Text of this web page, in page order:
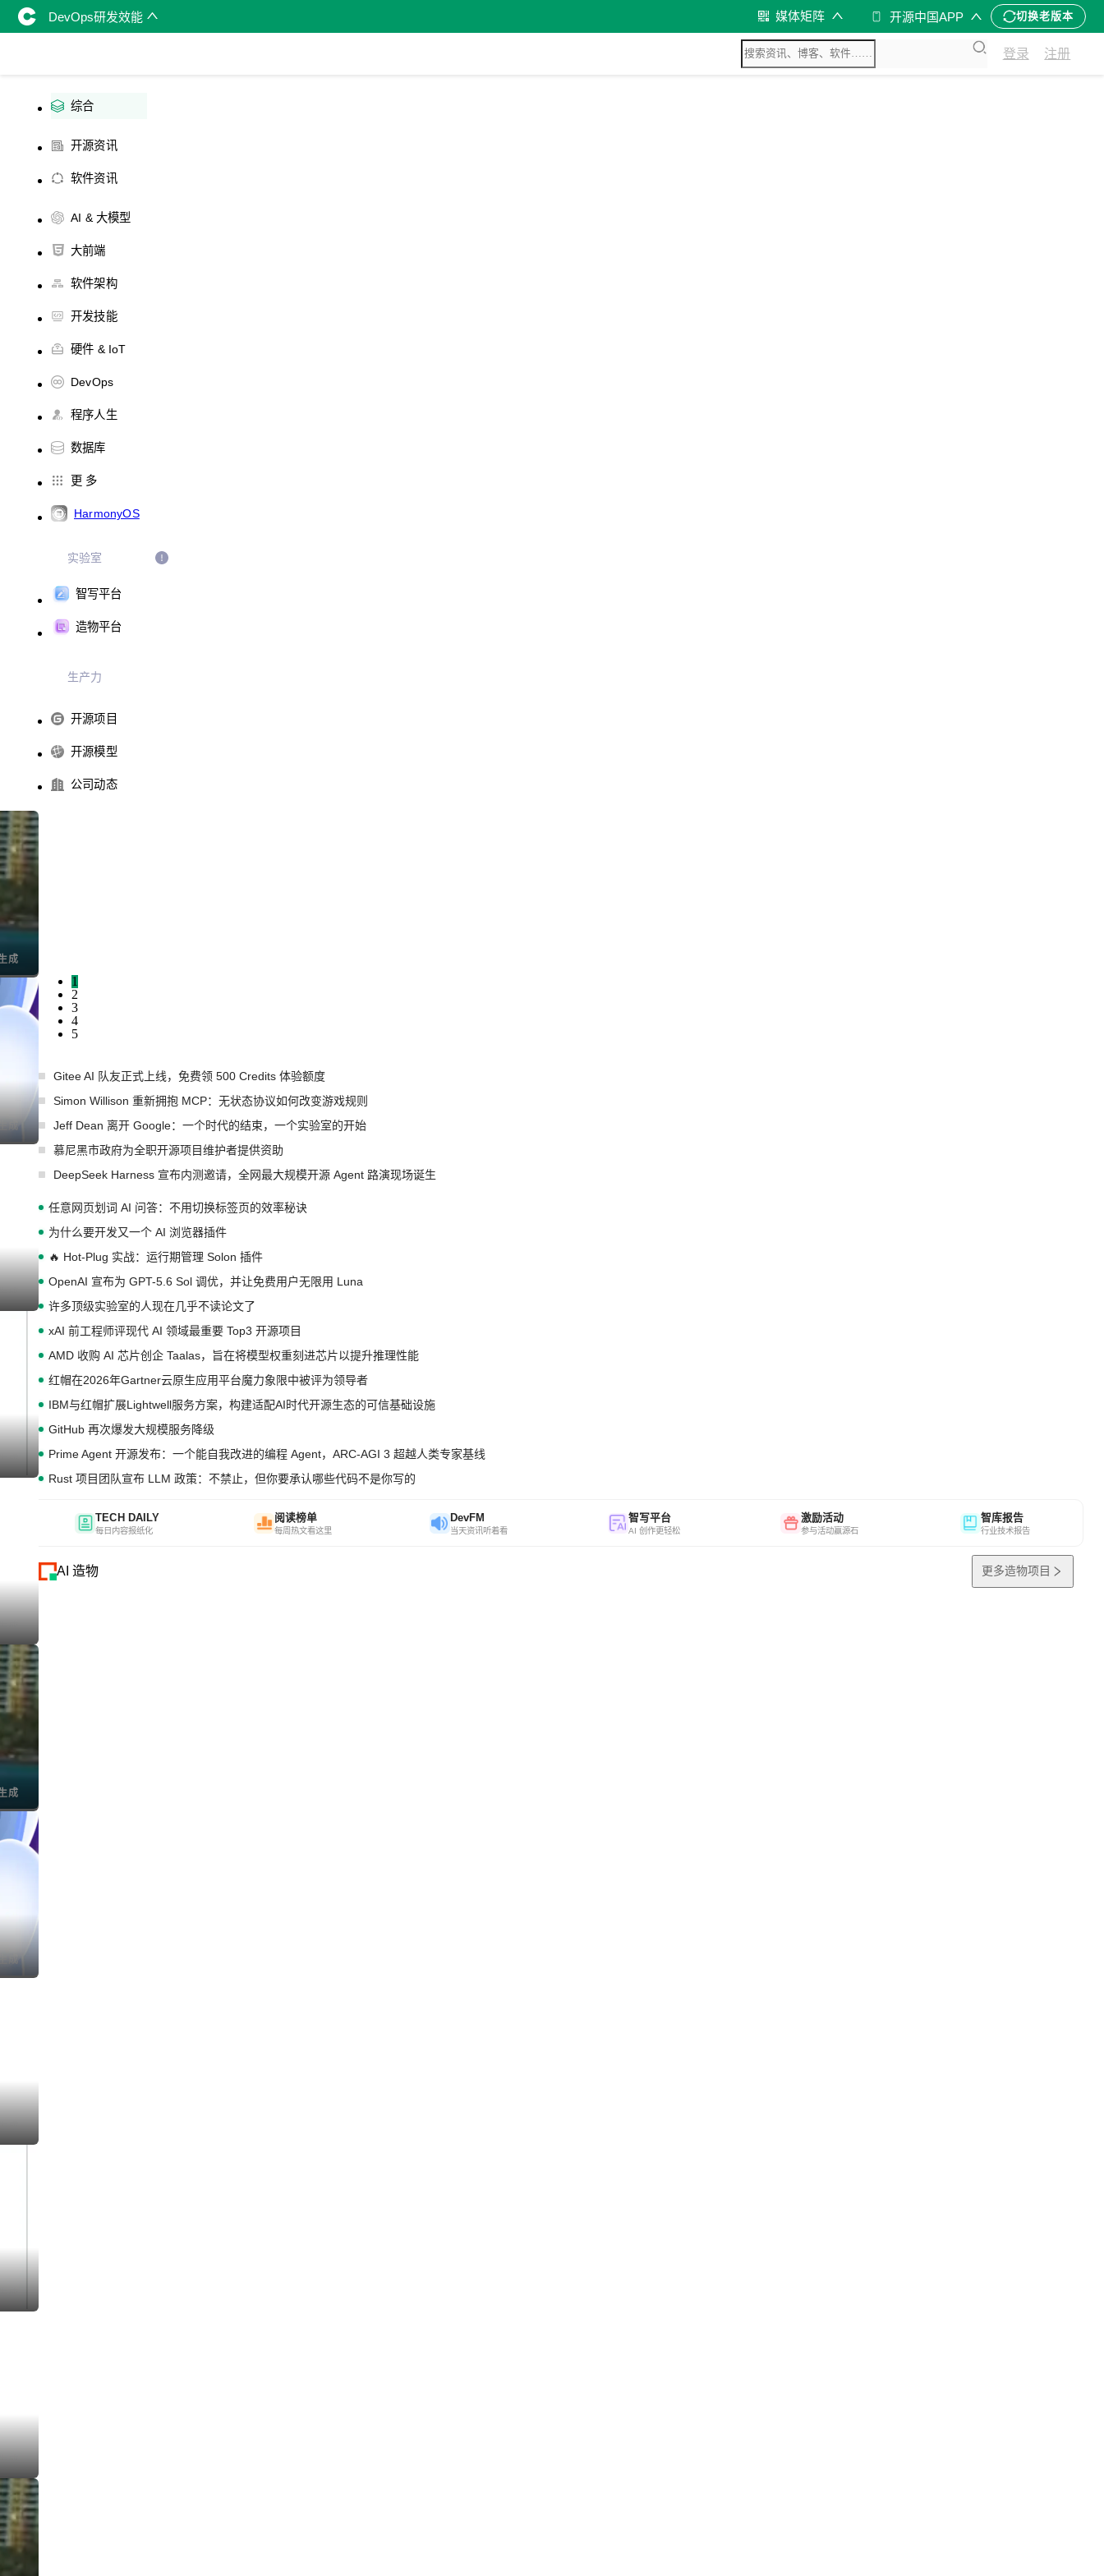
DevOps研发效能 媒体矩阵 开源中国APP 切换老版本
登录 注册
综合
开源资讯
软件资讯
AI & 大模型
大前端
软件架构
开发技能
硬件 & IoT
DevOps
程序人生
数据库
更 多
HarmonyOS
实验室
智写平台
造物平台
生产力
开源项目
开源模型
公司动态
成
成
成
成
1
2
3
4
5
Gitee AI 队友正式上线，免费领 500 Credits 体验额度
Simon Willison 重新拥抱 MCP：无状态协议如何改变游戏规则
Jeff Dean 离开 Google：一个时代的结束，一个实验室的开始
慕尼黑市政府为全职开源项目维护者提供资助
DeepSeek Harness 宣布内测邀请，全网最大规模开源 Agent 路演现场诞生
任意网页划词 AI 问答：不用切换标签页的效率秘诀
为什么要开发又一个 AI 浏览器插件
🔥 Hot-Plug 实战：运行期管理 Solon 插件
OpenAI 宣布为 GPT-5.6 Sol 调优，并让免费用户无限用 Luna
许多顶级实验室的人现在几乎不读论文了
xAI 前工程师评现代 AI 领域最重要 Top3 开源项目
AMD 收购 AI 芯片创企 Taalas，旨在将模型权重刻进芯片以提升推理性能
红帽在2026年Gartner云原生应用平台魔力象限中被评为领导者
IBM与红帽扩展Lightwell服务方案，构建适配AI时代开源生态的可信基础设施
GitHub 再次爆发大规模服务降级
Prime Agent 开源发布：一个能自我改进的编程 Agent，ARC-AGI 3 超越人类专家基线
Rust 项目团队宣布 LLM 政策：不禁止，但你要承认哪些代码不是你写的
TECH DAILY
每日内容报纸化
阅读榜单
每周热文看这里
DevFM
当天资讯听着看
智写平台
AI 创作更轻松
激励活动
参与活动赢源石
智库报告
行业技术报告
AI 造物 更多造物项目